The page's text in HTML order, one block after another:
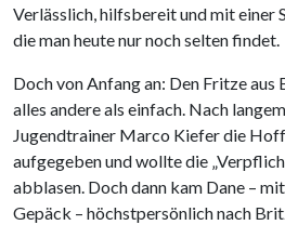
Verlässlich, hilfsbereit und mit einer
die man heute nur noch selten findet.
Doch von Anfang an: Den Fritze
alles andere als einfach. Nach
Jugendtrainer Marco Kiefer die
aufgegeben und wollte die
abblasen. Doch dann kam Dane –
Gepäck – höchstpersönlich nach